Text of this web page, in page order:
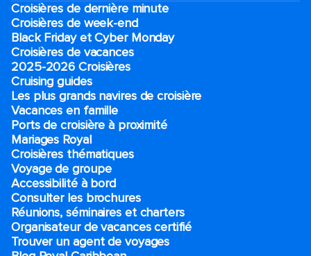
Croisières de dernière minute
Croisières de week-end
Black Friday et Cyber Monday
Croisières de vacances
2025-2026 Croisières
Cruising guides
Les plus grands navires de croisière
Vacances en famille
Ports de croisière à proximité
Mariages Royal
Croisières thématiques
Voyage de groupe​
Accessibilité à bord​
Consulter les brochures
Réunions, séminaires et charters
Organisateur de vacances certifié
Trouver un agent de voyages